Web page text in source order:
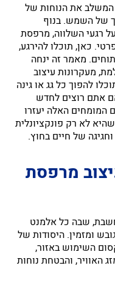
את הנוחות של
של השמש. בנוף
רגעי השלווה, מרפסת
כאן, תוכלו להירגע,
מאמר זה ינחה
מעקרונות עיצוב
להפוך כל גג או גינה
אתם רוצים לחדש
המומחים האלה יעזרו
לא רק פונקציונלית
של חיים בחוץ.
מרפסת
שבה כל אלמנט
ומזמין. היסודות של
השימוש באזור,
האוויר, והבטחת נוחות